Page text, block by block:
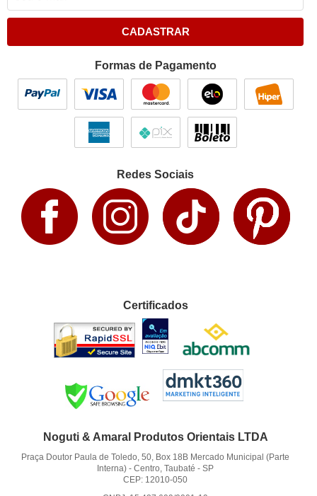
CADASTRAR
Formas de Pagamento
Redes Sociais
Certificados
Noguti & Amaral Produtos Orientais LTDA
Praça Doutor Paula de Toledo, 50, Box 18B Mercado Municipal (Parte
Interna) -Centro, Taubaté -SP
CEP: 12010-050